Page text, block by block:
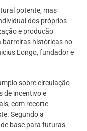
potente, mas
dos próprios
e produção
barreiras históricas no
Longo, fundador e
sobre circulação
de incentivo e
com recorte
Segundo a
base para futuras